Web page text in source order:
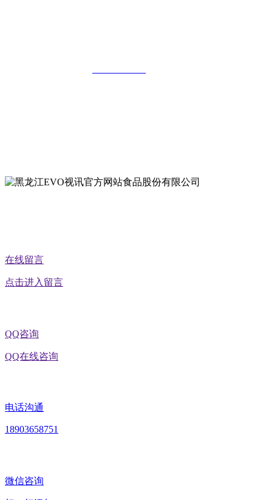
在线留言
点击进入留言
QQ咨询
QQ在线咨询
电话沟通
18903658751
微信咨询